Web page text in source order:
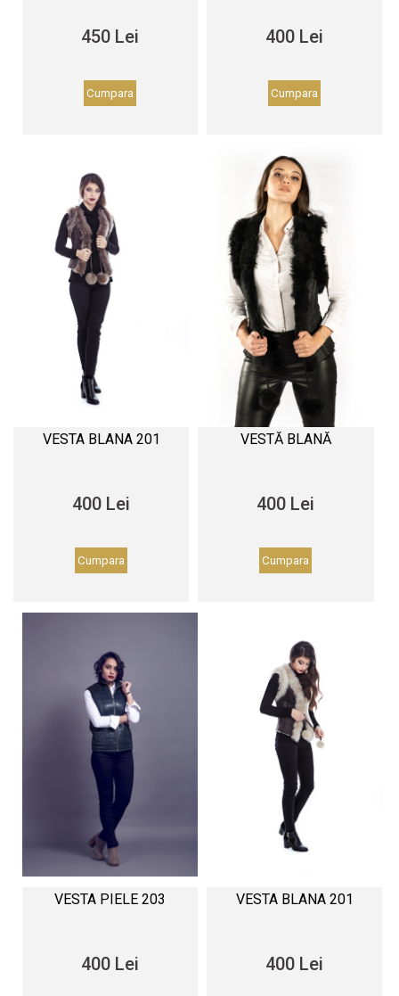
450 Lei
Cumpara
400 Lei
Cumpara
VESTA BLANA 201
400 Lei
Cumpara
VESTĂ BLANĂ
400 Lei
Cumpara
VESTA PIELE 203
400 Lei
VESTA BLANA 201
400 Lei